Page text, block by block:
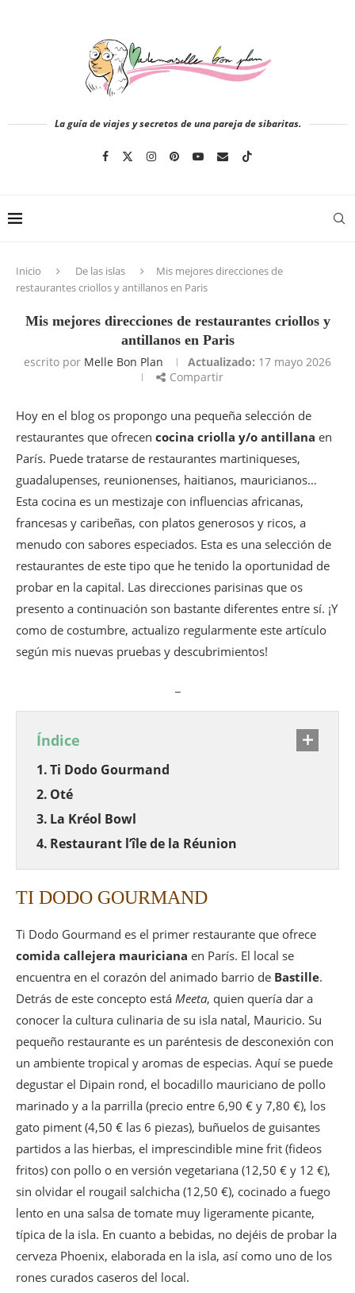
La guía de viajes y secretos de una pareja de sibaritas.
Inicio De las islas
Mis mejores direcciones de
restaurantes criollos y antillanos en Paris
Mis mejores direcciones de restaurantes criollos y
antillanos en Paris
escrito por Melle Bon Plan Actualizado: 17 mayo 2026
Compartir
Hoy en el blog os propongo una pequeña selección de
restaurantes que ofrecen cocina criolla y/o antillana en
París. Puede tratarse de restaurantes martiniqueses,
guadalupenses, reunionenses, haitianos, mauricianos…
Esta cocina es un mestizaje con influencias africanas,
francesas y caribeñas, con platos generosos y ricos, a
menudo con sabores especiados. Esta es una selección de
restaurantes de este tipo que he tenido la oportunidad de
probar en la capital. Las direcciones parisinas que os
presento a continuación son bastante diferentes entre sí. ¡Y
como de costumbre, actualizo regularmente este artículo
según mis nuevas pruebas y descubrimientos!
Índice
Ti Dodo Gourmand
Oté
La Kréol Bowl
Restaurant l’île de la Réunion
TI DODO GOURMAND
Ti Dodo Gourmand es el primer restaurante que ofrece
comida callejera mauriciana en París. El local se
encuentra en el corazón del animado barrio de Bastille.
Detrás de este concepto está Meeta, quien quería dar a
conocer la cultura culinaria de su isla natal, Mauricio. Su
pequeño restaurante es un paréntesis de desconexión con
un ambiente tropical y aromas de especias. Aquí se puede
degustar el Dipain rond, el bocadillo mauriciano de pollo
marinado y a la parrilla (precio entre 6,90 € y 7,80 €), los
gato piment (4,50 € las 6 piezas), buñuelos de guisantes
partidos a las hierbas, el imprescindible mine frit (fideos
fritos) con pollo o en versión vegetariana (12,50 € y 12 €),
sin olvidar el rougail salchicha (12,50 €), cocinado a fuego
lento en una salsa de tomate muy ligeramente picante,
típica de la isla. En cuanto a bebidas, no dejéis de probar la
cerveza Phoenix, elaborada en la isla, así como uno de los
rones curados caseros del local.